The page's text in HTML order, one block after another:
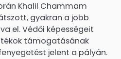
Khalil Chammam
gyakran a jobb
el. Védői képességeit
támogatásának
jelent a pályán.